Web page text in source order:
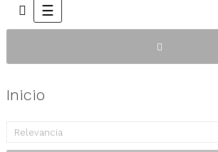
Navegación
de
☰
Inicio
Relevancia